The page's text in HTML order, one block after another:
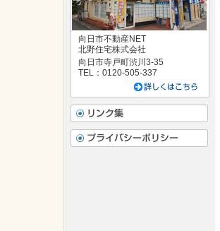
向日市不動産NET
北野住宅株式会社
向日市寺戸町渋川3-35
TEL：0120-505-337